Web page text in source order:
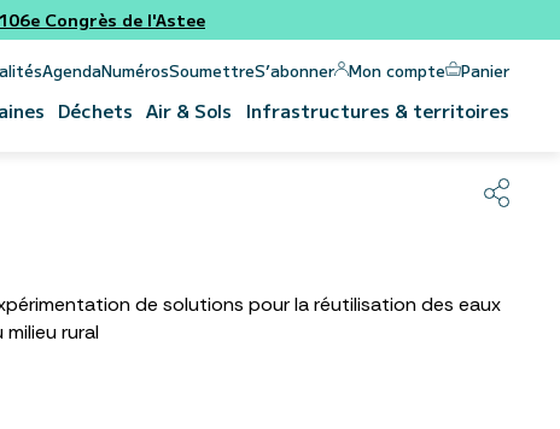
Congrès de l'Astee
AgendaNumérosSoumettreS’abonner Mon compte Panier
Déchets Air & Sols Infrastructures & territoires